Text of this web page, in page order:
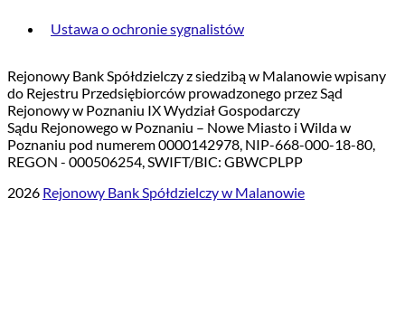
Ustawa o ochronie sygnalistów
Rejonowy Bank Spółdzielczy z siedzibą w Malanowie wpisany
do Rejestru Przedsiębiorców prowadzonego przez Sąd
Rejonowy w Poznaniu IX Wydział Gospodarczy
Sądu Rejonowego w Poznaniu – Nowe Miasto i Wilda w
Poznaniu pod numerem 0000142978, NIP-668-000-18-80,
REGON - 000506254, SWIFT/BIC: GBWCPLPP
2026 Rejonowy Bank Spółdzielczy w Malanowie